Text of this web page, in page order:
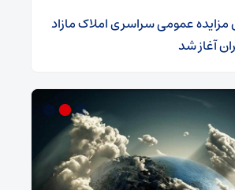
مزایده عمومی سراسری املاک مازاد
آغاز شد